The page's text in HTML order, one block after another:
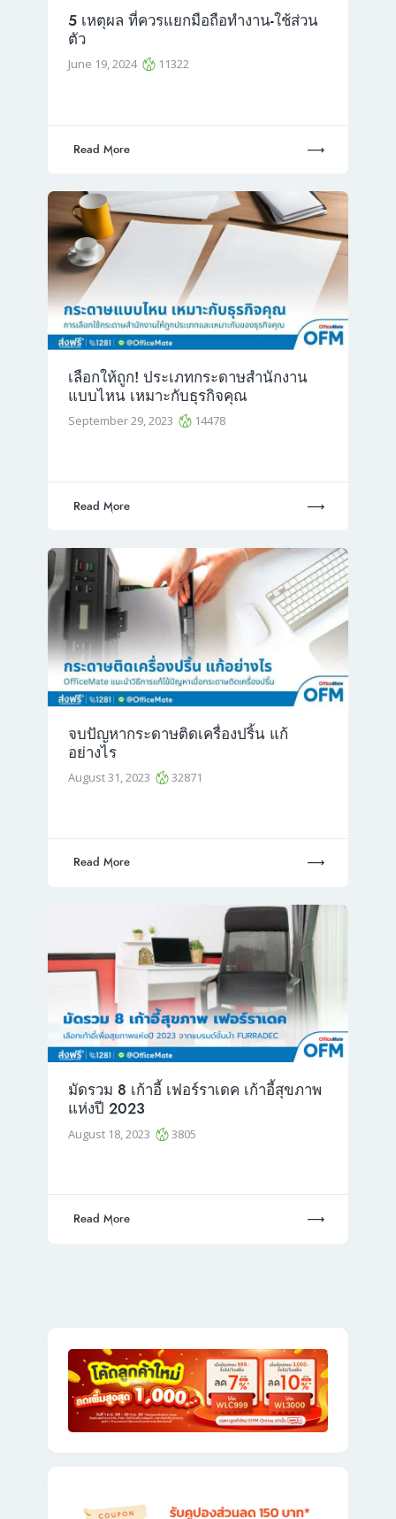
5 เหตุผล ที่ควรแยกมือถือทำงาน-ใช้ส่วน
ตัว
June 19, 2024 11322
Read More
เลือกให้ถูก! ประเภทกระดาษสำนักงาน
แบบไหน เหมาะกับธุรกิจคุณ
September 29, 2023 14478
Read More
จบปัญหากระดาษติดเครื่องปริ้น แก้
อย่างไร
August 31, 2023 32871
Read More
มัดรวม 8 เก้าอี้ เฟอร์ราเดค เก้าอี้สุขภาพ
แห่งปี 2023
August 18, 2023 3805
Read More